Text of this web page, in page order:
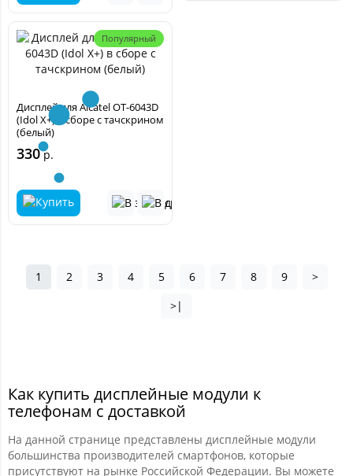
Популярный
Дисплей для Alcatel OT-6043D
(Idol X+) в сборе с тачскрином
(белый)
330р.
1 2 3 4 5 6 7 8 9
>
>|
Как купить дисплейные модули к
телефонам с доставкой
На данной странице представлены дисплейные модули
большинства производителей смартфонов, которые
присутствуют на рынке Российской Федерации. Вы можете